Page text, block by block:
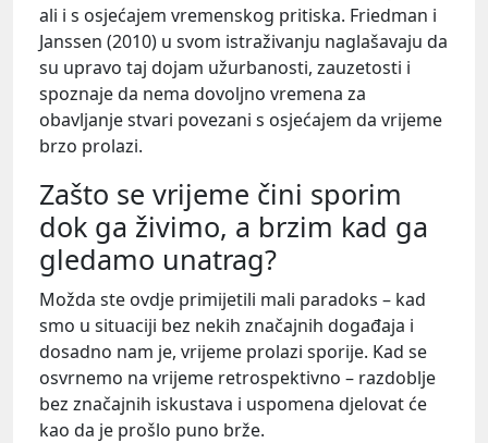
ali i s osjećajem vremenskog pritiska. Friedman i
Janssen (2010) u svom istraživanju naglašavaju da
su upravo taj dojam užurbanosti, zauzetosti i
spoznaje da nema dovoljno vremena za
obavljanje stvari povezani s osjećajem da vrijeme
brzo prolazi.
Zašto se vrijeme čini sporim
dok ga živimo, a brzim kad ga
gledamo unatrag?
Možda ste ovdje primijetili mali paradoks – kad
smo u situaciji bez nekih značajnih događaja i
dosadno nam je, vrijeme prolazi sporije. Kad se
osvrnemo na vrijeme retrospektivno – razdoblje
bez značajnih iskustava i uspomena djelovat će
kao da je prošlo puno brže.